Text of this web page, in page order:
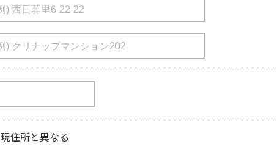
現住所と異なる